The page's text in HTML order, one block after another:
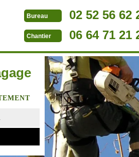
Bureau 02 52 56 62
Chantier 06 64 71 21